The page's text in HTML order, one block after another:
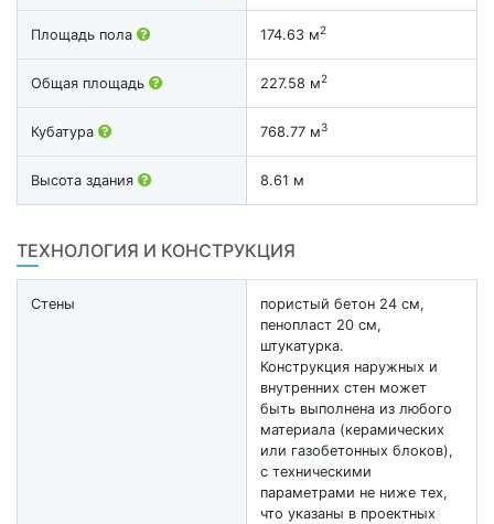
Площадь пола 174.63 м2
Общая площадь 227.58 м2
Кубатура 768.77 м3
Высота здания 8.61 м
ТЕХНОЛОГИЯ И КОНСТРУКЦИЯ
Стены
пористый бетон 24 см,
пенопласт 20 см,
штукатурка.
Конструкция наружных и
внутренних стен может
быть выполнена из любого
материала (керамических
или газобетонных блоков),
с техническими
параметрами не ниже тех,
что указаны в проектных